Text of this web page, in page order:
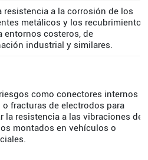
resistencia a la corrosión de los
metálicos y los recubrimientos,
entornos costeros, de
industrial y similares.
como conectores internos
fracturas de electrodos para
la resistencia a las vibraciones de
montados en vehículos o